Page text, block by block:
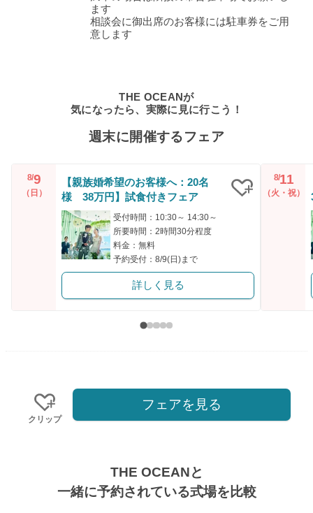
ます
相談会に御出席のお客様には駐車券をご用
意します
THE OCEANが
気になったら、実際に見に行こう！
週末に開催するフェア
8/9
（日）
【親族婚希望のお客様へ：20名
様 38万円】試食付きフェア
受付時間：10:30～ 14:30～
所要時間：2時間30分程度
料金：無料
予約受付：8/9(日)まで
詳しく見る
8/11
（火・祝）
クリップ
フェアを見る
THE OCEANと
一緒に予約されている式場を比較